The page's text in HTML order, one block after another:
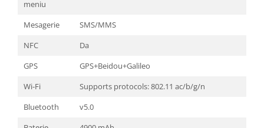
meniu
Mesagerie
SMS/MMS
NFC
Da
GPS
GPS+Beidou+Galileo
Wi-Fi
Supports protocols: 802.11 ac/b/g/n
Bluetooth
v5.0